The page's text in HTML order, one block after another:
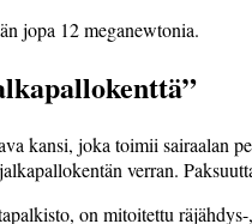
jopa 12 meganewtonia.
kansi, joka toimii sairaalan
verran.
on mitoitettu